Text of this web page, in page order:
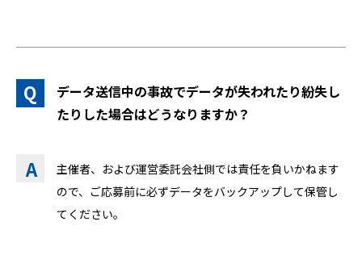
データ送信中の事故でデータが失われたり紛失し
たりした場合はどうなりますか？
主催者、および運営委託会社側では責任を負いかねます
ので、ご応募前に必ずデータをバックアップして保管し
てください。